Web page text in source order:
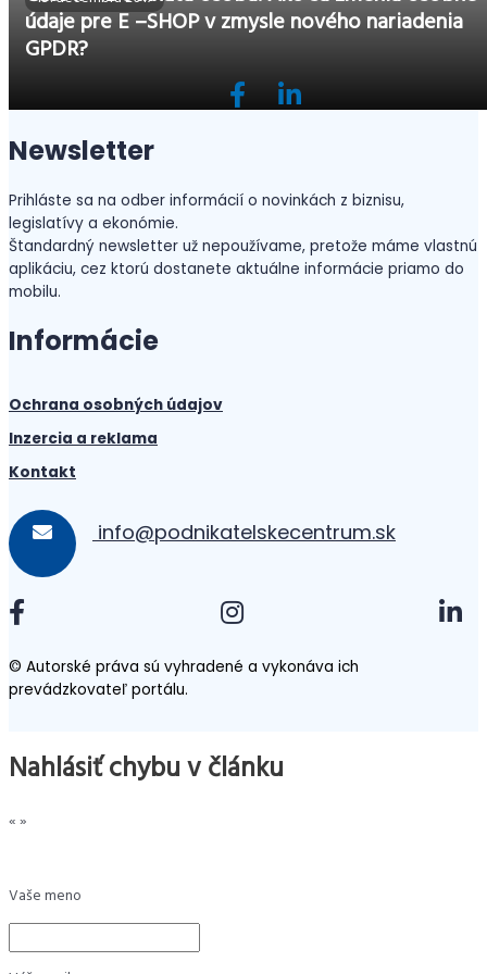
údaje pre E –SHOP v zmysle nového nariadenia
GPDR?
Newsletter
Prihláste sa na odber informácií o novinkách z biznisu,
legislatívy a ekonómie.
Štandardný newsletter už nepoužívame, pretože máme vlastnú
aplikáciu, cez ktorú dostanete aktuálne informácie priamo do
mobilu.
Informácie
Ochrana osobných údajov
Inzercia a reklama
Kontakt
info@podnikatelskecentrum.sk
© Autorské práva sú vyhradené a vykonáva ich
prevádzkovateľ portálu.
Nahlásiť chybu v článku
«»
Vaše meno